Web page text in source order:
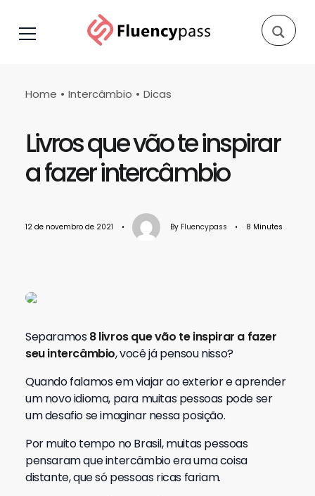
Home Intercâmbio Dicas
Livros que vão te inspirar
a fazer intercâmbio
12 de novembro de 2021 • By Fluencypass • 8 Minutes
Separamos8 livros que vão te inspirar a fazer
seu intercâmbio, você já pensou nisso?
Quando falamos em viajar ao exterior e aprender
um novo idioma, para muitas pessoas pode ser
um desafio se imaginar nessa posição.
Por muito tempo no Brasil, muitas pessoas
pensaram que intercâmbio era uma coisa
distante, que só pessoas ricas fariam.